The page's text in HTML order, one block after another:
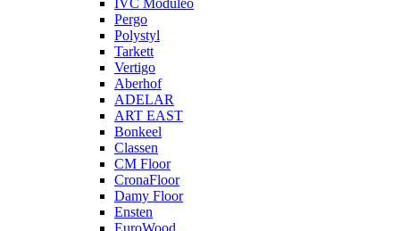
IVC Moduleo
Pergo
Polystyl
Tarkett
Vertigo
Aberhof
ADELAR
ART EAST
Bonkeel
Classen
CM Floor
CronaFloor
Damy Floor
Ensten
EuroWood